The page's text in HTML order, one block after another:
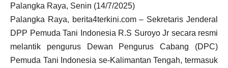
Palangka Raya, Senin (14/7/2025)
Palangka Raya, berita4terkini.com – Sekretaris Jenderal
DPP Pemuda Tani Indonesia R.S Suroyo Jr secara resmi
melantik pengurus Dewan Pengurus Cabang (DPC)
Pemuda Tani Indonesia se-Kalimantan Tengah, termasuk